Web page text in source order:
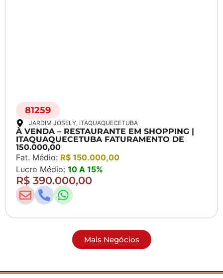
81259
JARDIM JOSELY, ITAQUAQUECETUBA
À VENDA – RESTAURANTE EM SHOPPING |
ITAQUAQUECETUBA FATURAMENTO DE
150.000,00
Fat. Médio: R$ 150.000,00
Lucro Médio: 10 A 15%
R$ 390.000,00
Mais Negócios